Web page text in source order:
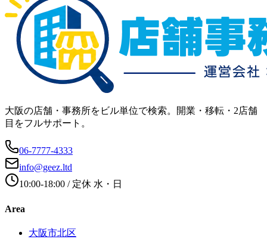
大阪の店舗・事務所をビル単位で検索。開業・移転・2店舗
目をフルサポート。
06-7777-4333
info@geez.ltd
10:00-18:00 / 定休 水・日
Area
大阪市北区